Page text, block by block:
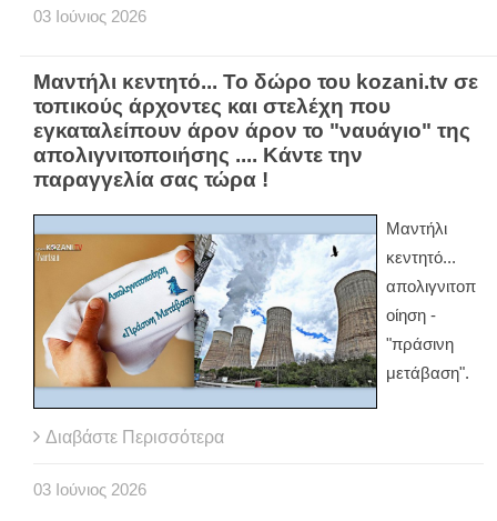
03 Ιούνιος 2026
Μαντήλι κεντητό... Το δώρο του kozani.tv σε
τοπικούς άρχοντες και στελέχη που
εγκαταλείπουν άρον άρον το "ναυάγιο" της
απολιγνιτοποιήσης .... Κάντε την
παραγγελία σας τώρα !
Μαντήλι
κεντητό...
απολιγνιτοπ
οίηση -
"πράσινη
μετάβαση".
Διαβάστε Περισσότερα
03 Ιούνιος 2026